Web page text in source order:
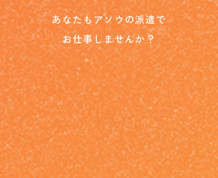
“あなたもアソウの派遣で
お仕事しませんか？ ”